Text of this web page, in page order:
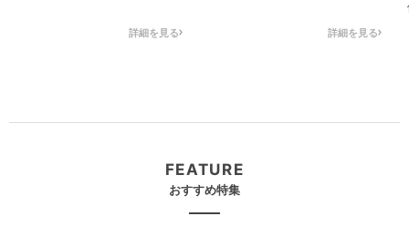
詳細を見る 詳細を見る
FEATURE
おすすめ特集